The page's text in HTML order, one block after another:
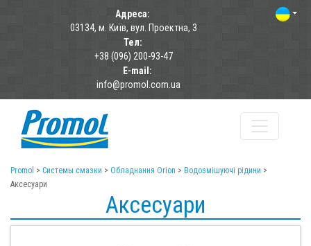
Адреса:
03134, м. Київ, вул. Проектна, 3
Тел:
+38 (096) 200-93-47
E-mail:
info@promol.com.ua
Promol > Системы смазки > Обладнання Orion > Водозмішуючі рідини >
Аксесуари
Аксесуари